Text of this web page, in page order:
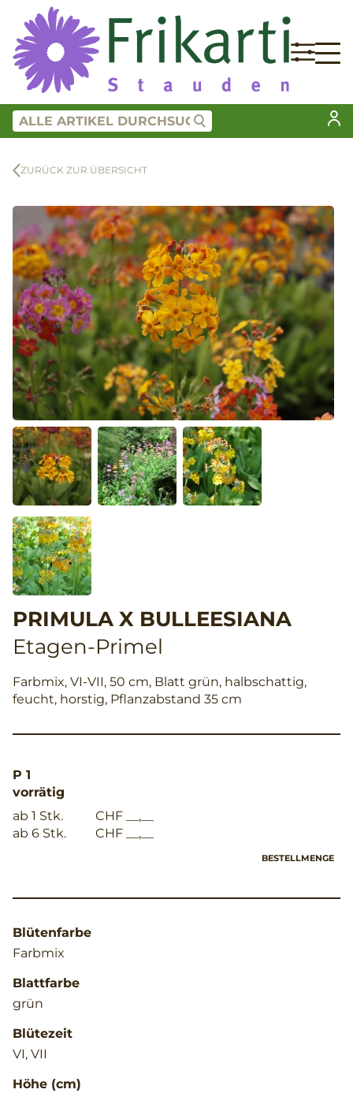
ZURÜCK ZUR ÜBERSICHT
PRIMULA X BULLEESIANA
Etagen-Primel
Farbmix, VI-VII, 50 cm, Blatt grün, halbschattig,
feucht, horstig, Pflanzabstand 35 cm
P 1
vorrätig
ab 1 Stk.
CHF __,__
ab 6 Stk.
CHF __,__
BESTELLMENGE
Blütenfarbe
Farbmix
Blattfarbe
grün
Blütezeit
VI, VII
Höhe (cm)